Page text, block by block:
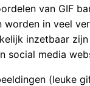
van GIF
worden in veel
inzetbaar
social media
(leuke